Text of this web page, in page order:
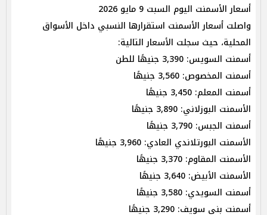
أسعار الأسمنت اليوم السبت 9 مايو 2026
واصلت أسعار الأسمنت استقرارها النسبي داخل الأسواق
المحلية، حيث سجلت الأسعار التالية:
أسمنت السويس: 3,390 جنيهًا للطن
أسمنت المخصوص: 3,560 جنيهًا
أسمنت المعلم: 3,450 جنيهًا
الأسمنت البوزلاني: 3,890 جنيهًا
أسمنت الجبس: 3,790 جنيهًا
الأسمنت البورتلاندي العادي: 3,960 جنيهًا
الأسمنت المقاوم: 3,370 جنيهًا
الأسمنت الأبيض: 3,640 جنيهًا
أسمنت السويدي: 3,580 جنيهًا
أسمنت بني سويف: 3,290 جنيهًا